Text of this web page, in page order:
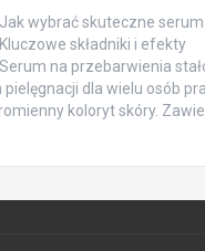
Jak wybrać skuteczne
Kluczowe składniki i efekty
Serum na przebarwienia
dla wielu osób
koloryt skóry.